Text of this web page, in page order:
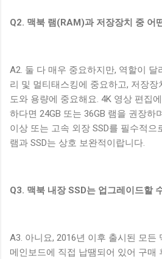
Q2. 맥북 램(RAM)과 저장장치 중 어
A2. 둘 다 매우 중요하지만, 역할이 달
리 및 멀티태스킹에 중요하고, 저장
도와 용량에 중요해요. 4K 영상 편집
하다면 24GB 또는 36GB 램을 권장하
이상 또는 고속 외장 SSD를 필수적으
램과 SSD는 상호 보완적이랍니다.
Q3. 맥북 내장 SSD는 업그레이드할
A3. 아니요, 2016년 이후 출시된 모든
메인보드에 직접 납땜되어 있어 구매